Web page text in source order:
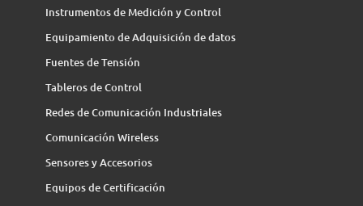
Instrumentos de Medición y Control
Equipamiento de Adquisición de datos
Fuentes de Tensión
Tableros de Control
Redes de Comunicación Industriales
Comunicación Wireless
Sensores y Accesorios
Equipos de Certificación